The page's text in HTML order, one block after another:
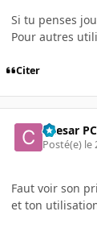
Si tu penses
Pour autres
Citer
Caesar
Posté(e) le
Faut voir son
et ton